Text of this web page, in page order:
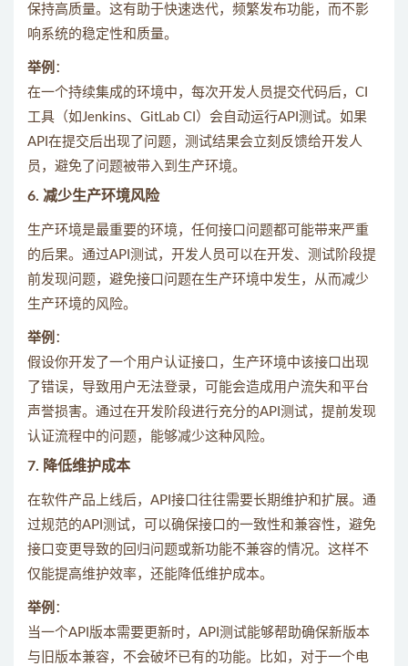
保持高质量。这有助于快速迭代，频繁发布功能，而不影
响系统的稳定性和质量。
举例 ：
在一个持续集成的环境中，每次开发人员提交代码后，CI
工具（如Jenkins、GitLab CI）会自动运行API测试。如果
API在提交后出现了问题，测试结果会立刻反馈给开发人
员，避免了问题被带入到生产环境。
6. 减少生产环境风险
生产环境是最重要的环境，任何接口问题都可能带来严重
的后果。通过API测试，开发人员可以在开发、测试阶段提
前发现问题，避免接口问题在生产环境中发生，从而减少
生产环境的风险。
举例 ：
假设你开发了一个用户认证接口，生产环境中该接口出现
了错误，导致用户无法登录，可能会造成用户流失和平台
声誉损害。通过在开发阶段进行充分的API测试，提前发现
认证流程中的问题，能够减少这种风险。
7. 降低维护成本
在软件产品上线后，API接口往往需要长期维护和扩展。通
过规范的API测试，可以确保接口的一致性和兼容性，避免
接口变更导致的回归问题或新功能不兼容的情况。这样不
仅能提高维护效率，还能降低维护成本。
举例 ：
当一个API版本需要更新时，API测试能够帮助确保新版本
与旧版本兼容，不会破坏已有的功能。比如，对于一个电